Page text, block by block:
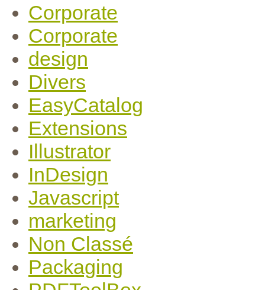
Corporate
Corporate
design
Divers
EasyCatalog
Extensions
Illustrator
InDesign
Javascript
marketing
Non Classé
Packaging